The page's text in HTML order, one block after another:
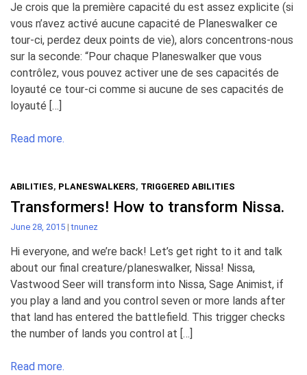
Je crois que la première capacité du est assez explicite (si
vous n’avez activé aucune capacité de Planeswalker ce
tour-ci, perdez deux points de vie), alors concentrons-nous
sur la seconde: “Pour chaque Planeswalker que vous
contrôlez, vous pouvez activer une de ses capacités de
loyauté ce tour-ci comme si aucune de ses capacités de
loyauté […]
Read more.
ABILITIES, PLANESWALKERS, TRIGGERED ABILITIES
Transformers! How to transform Nissa.
June 28, 2015 |tnunez
Hi everyone, and we’re back! Let’s get right to it and talk
about our final creature/planeswalker, Nissa! Nissa,
Vastwood Seer will transform into Nissa, Sage Animist, if
you play a land and you control seven or more lands after
that land has entered the battlefield. This trigger checks
the number of lands you control at […]
Read more.